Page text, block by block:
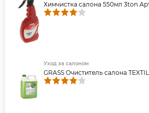
Химчистка салона 550мл 3ton
Уход за салоном
GRASS Очиститель салона